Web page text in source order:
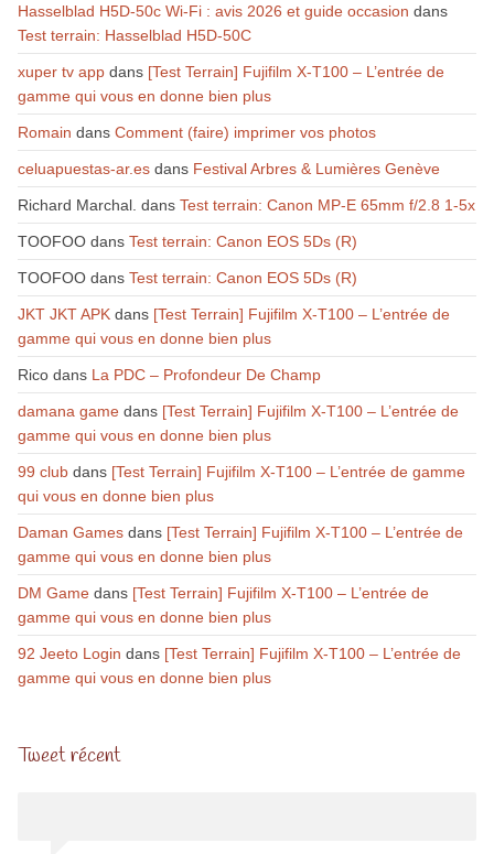
Hasselblad H5D-50c Wi-Fi : avis 2026 et guide occasion dans
Test terrain: Hasselblad H5D-50C
xuper tv appdans [Test Terrain] Fujifilm X-T100 – L’entrée de
gamme qui vous en donne bien plus
Romain dans Comment (faire) imprimer vos photos
celuapuestas-ar.esdans Festival Arbres & Lumières Genève
Richard Marchal. dans Test terrain: Canon MP-E 65mm f/2.8 1-5x
TOOFOOdans Test terrain: Canon EOS 5Ds (R)
TOOFOOdans Test terrain: Canon EOS 5Ds (R)
JKT JKT APKdans [Test Terrain] Fujifilm X-T100 – L’entrée de
gamme qui vous en donne bien plus
Ricodans La PDC – Profondeur De Champ
damana gamedans [Test Terrain] Fujifilm X-T100 – L’entrée de
gamme qui vous en donne bien plus
99 clubdans [Test Terrain] Fujifilm X-T100 – L’entrée de gamme
qui vous en donne bien plus
Daman Gamesdans [Test Terrain] Fujifilm X-T100 – L’entrée de
gamme qui vous en donne bien plus
DM Gamedans [Test Terrain] Fujifilm X-T100 – L’entrée de
gamme qui vous en donne bien plus
92 Jeeto Login dans [Test Terrain] Fujifilm X-T100 – L’entrée de
gamme qui vous en donne bien plus
Tweet récent